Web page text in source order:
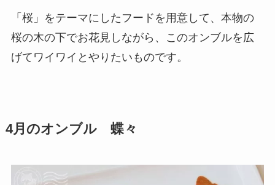
「桜」をテーマにしたフードを用意して、本物の
桜の木の下でお花見しながら、このオンブルを広
げてワイワイとやりたいものです。
4月のオンブル 蝶々